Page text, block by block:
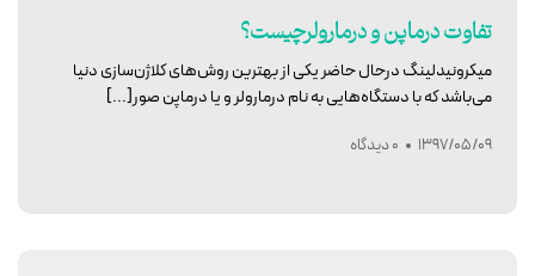
تفاوت درماپن و درمارولرچیست؟
میکرونیدلینگ درحال حاضر یکی از بهترین روش‌های کلاژن‌سازی دنیا
می‌باشد که با دستگاه‌هایی به نام درمارولر و یا درماپن صور[...]
1397/05/09 0 دیدگاه